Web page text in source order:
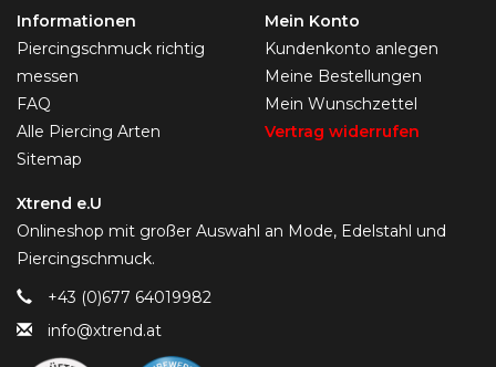
Informationen
Piercingschmuck richtig
messen
FAQ
Alle Piercing Arten
Sitemap
Mein Konto
Kundenkonto anlegen
Meine Bestellungen
Mein Wunschzettel
Vertrag widerrufen
Xtrend e.U
Onlineshop mit großer Auswahl an Mode, Edelstahl und
Piercingschmuck.
+43 (0)677 64019982
info@xtrend.at